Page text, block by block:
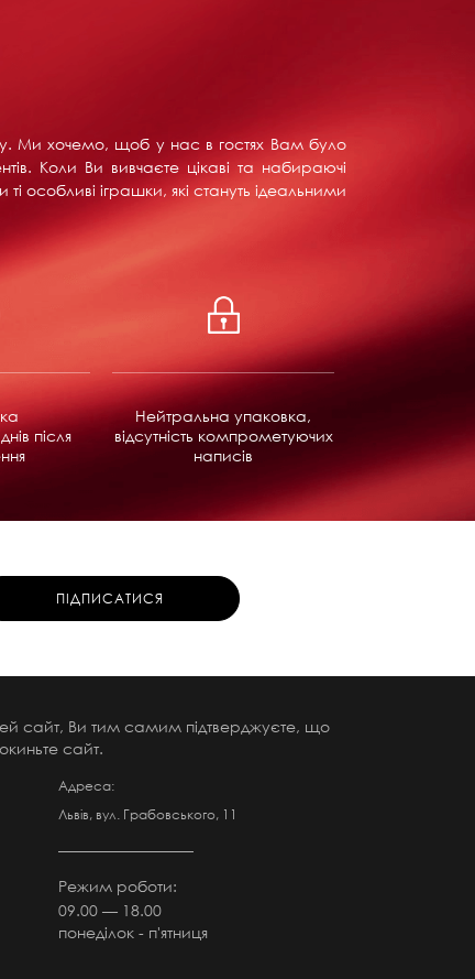
Ми хочемо, щоб у нас в гостях Вам було
Коли Ви вивчаєте цікаві та набираючі
особливі іграшки, які стануть ідеальними
після
Нейтральна упаковка,
відсутність компрометуючих
написів
цей сайт, Ви тим самим підтверджуєте, що
сайт.
Адреса:
Львів, вул. Грабовського, 11
Режим роботи:
09.00 — 18.00
понеділок - п'ятниця